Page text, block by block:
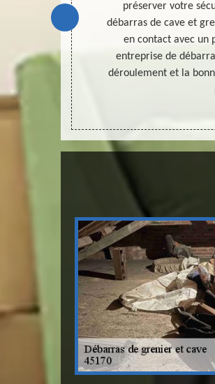
projets
et la bonne
préserver votre
débarras de cave et
en contact avec un
entreprise de
déroulement et la